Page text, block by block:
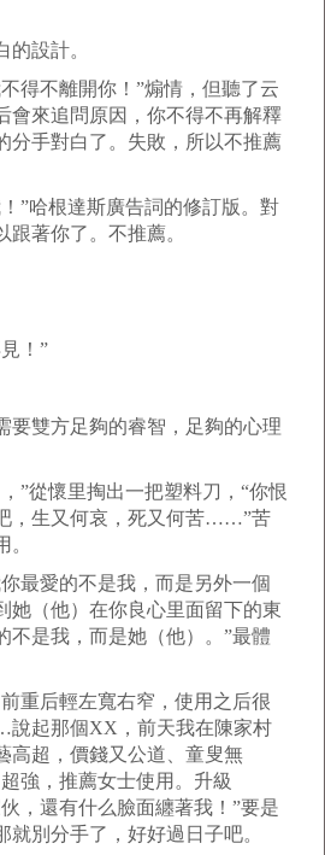
設計。
不離開你！”煽情，但聽了云
會來追問原因，你不得不再解釋
分手對白了。失敗，所以不推薦
哈根達斯廣告詞的修訂版。對
著你了。不推薦。
！”
雙方足夠的睿智，足夠的心理
從懷里掏出一把塑料刀，“你恨
，生又何哀，死又何苦……”苦
愛的不是我，而是另外一個
她（他）在你良心里面留下的東
不是我，而是她（他）。”最體
后輕左寬右窄，使用之后很
起那個XX，前天我在陳家村
高超，價錢又公道、童叟無
強，推薦女士使用。升級
，還有什么臉面纏著我！”要是
別分手了，好好過日子吧。